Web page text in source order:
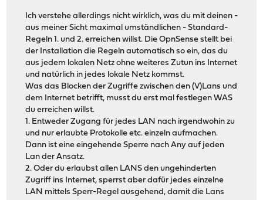
Ich verstehe allerdings nicht wirklich, was du mit deinen -
aus meiner Sicht maximal umständlichen - Standard-
Regeln 1. und 2. erreichen willst. Die OpnSense stellt bei
der Installation die Regeln automatisch so ein, das du
aus jedem lokalen Netz ohne weiteres Zutun ins Internet
und natürlich in jedes lokale Netz kommst.
Was das Blocken der Zugriffe zwischen den (V)Lans und
dem Internet betrifft, musst du erst mal festlegen WAS
du erreichen willst.
1. Entweder Zugang für jedes LAN nach irgendwohin zu
und nur erlaubte Protokolle etc. einzeln aufmachen.
Dann ist eine eingehende Sperre nach Any auf jeden
Lan der Ansatz.
2. Oder du erlaubst allen LANS den ungehinderten
Zugriff ins Internet, sperrst aber dafür jedes einzelne
LAN mittels Sperr-Regel ausgehend, damit die Lans